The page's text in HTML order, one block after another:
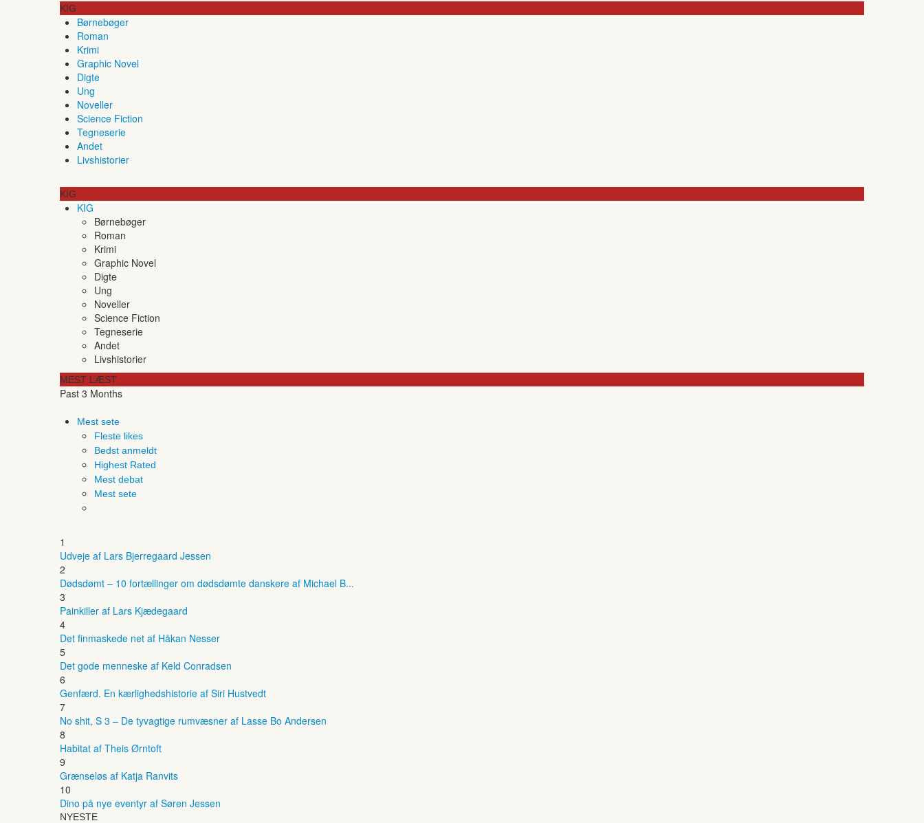
KIG
Børnebøger
Roman
Krimi
Graphic Novel
Digte
Ung
Noveller
Science Fiction
Tegneserie
Andet
Livshistorier
KIG
KIG
Børnebøger
Roman
Krimi
Graphic Novel
Digte
Ung
Noveller
Science Fiction
Tegneserie
Andet
Livshistorier
MEST LÆST
Past 3 Months
Mest sete
Fleste likes
Bedst anmeldt
Highest Rated
Mest debat
Mest sete
1
Udveje af Lars Bjerregaard Jessen
2
Dødsdømt – 10 fortællinger om dødsdømte danskere af Michael B...
3
Painkiller af Lars Kjædegaard
4
Det finmaskede net af Håkan Nesser
5
Det gode menneske af Keld Conradsen
6
Genfærd. En kærlighedshistorie af Siri Hustvedt
7
No shit, S 3 – De tyvagtige rumvæsner af Lasse Bo Andersen
8
Habitat af Theis Ørntoft
9
Grænseløs af Katja Ranvits
10
Dino på nye eventyr af Søren Jessen
NYESTE